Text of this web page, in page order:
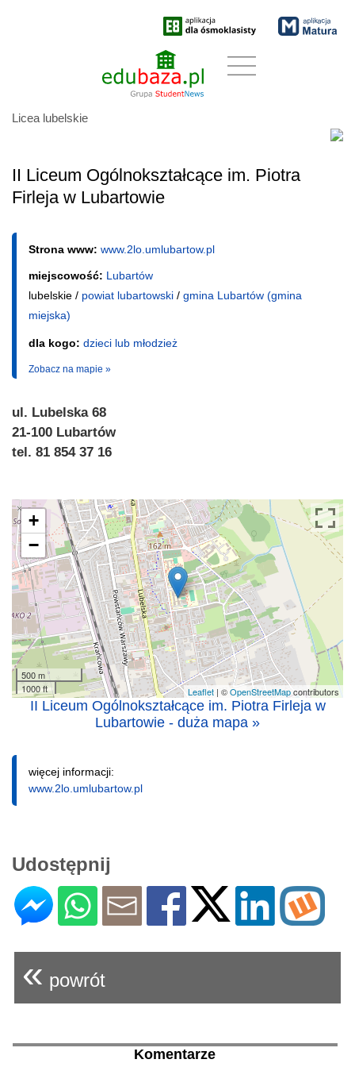
Licea lubelskie
II Liceum Ogólnokształcące im. Piotra
Firleja w Lubartowie
Strona www: www.2lo.umlubartow.pl
miejscowość: Lubartów
lubelskie / powiat lubartowski / gmina Lubartów (gmina
miejska)
dla kogo: dzieci lub młodzież
Zobacz na mapie »
ul. Lubelska 68
21-100 Lubartów
tel. 81 854 37 16
+
−
500 m
1000 ft
Leaflet | ©OpenStreetMapcontributors
II Liceum Ogólnokształcące im. Piotra Firleja w
Lubartowie - duża mapa »
więcej informacji:
www.2lo.umlubartow.pl
Udostępnij
« powrót
Komentarze